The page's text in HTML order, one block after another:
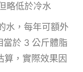
略低於冷水
水，每年可額外
於 3 公斤體脂
算，實際效果因